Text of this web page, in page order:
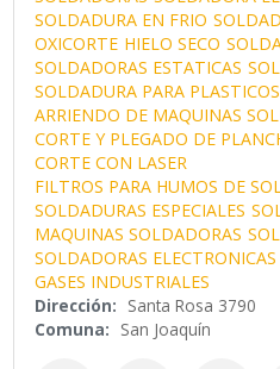
SOLDADURA EN FRIO
OXICORTE HIELO SECO
SOLDADORAS ESTATICAS
SOLDADURA PARA PLASTICOS
ARRIENDO DE MAQUINAS
CORTE Y PLEGADO DE
CORTE CON LASER
FILTROS PARA HUMOS DE
SOLDADURAS ESPECIALES
MAQUINAS SOLDADORAS
SOLDADORAS ELECTRONICAS
GASES INDUSTRIALES
Dirección: Santa Rosa 3790
Comuna: San Joaquín